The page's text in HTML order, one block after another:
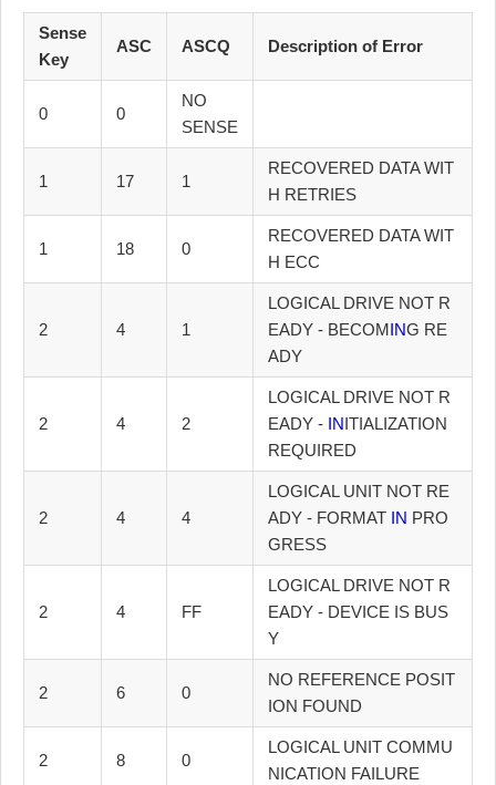
Sense
Key
ASC ASCQ Description of Error
0 0
NO
SENSE
1 17 1
RECOVERED DATA WIT
H RETRIES
1 18 0
RECOVERED DATA WIT
H ECC
2 4 1
LOGICAL DRIVE NOT R
EADY - BECOMING RE
ADY
2 4 2
LOGICAL DRIVE NOT R
EADY - INITIALIZATION
REQUIRED
2 4 4
LOGICAL UNIT NOT RE
ADY - FORMAT IN PRO
GRESS
2 4 FF
LOGICAL DRIVE NOT R
EADY - DEVICE IS BUS
Y
2 6 0
NO REFERENCE POSIT
ION FOUND
2 8 0
LOGICAL UNIT COMMU
NICATION FAILURE